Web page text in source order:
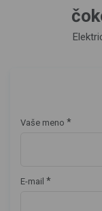
Vaše meno *
E-mail *